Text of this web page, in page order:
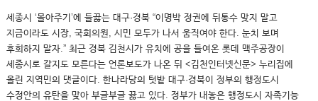
세종시 ‘몰아주기’에 들끓는 대구·경북 “이명박 정권에 뒤통수 맞지 말고
지금이라도 시장, 국회의원, 시민 모두가 나서 움직여야 한다. 눈치 보며
후회하지 말자.” 최근 경북 김천시가 유치에 공을 들여온 롯데 맥주공장이
세종시로 갈지도 모른다는 언론보도가 나온 뒤 <김천인터넷신문> 누리집에
올린 지역민의 댓글이다. 한나라당의 텃밭 대구·경북이 정부의 행정도시
수정안의 유탄을 맞아 부글부글 끓고 있다. 정부가 내놓은 행정도시 자족기능